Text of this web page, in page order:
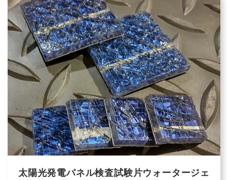
太陽光発電パネル検査試験片ウォータージェ